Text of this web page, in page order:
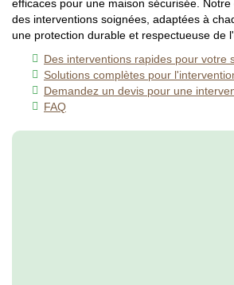
efficaces pour une maison sécurisée.
des interventions soignées, adaptées à
une protection durable et respectueuse de
Des interventions rapides pour votre
Solutions complètes pour
Demandez un devis pour une
FAQ